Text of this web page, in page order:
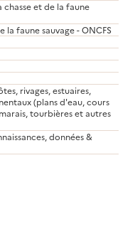
et de la faune
faune sauvage - ONCFS
rivages, estuaires,
(plans d'eau, cours
tourbières et autres
données &